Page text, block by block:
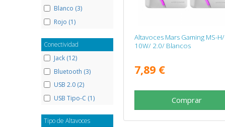
Blanco (3)
Rojo (1)
Conectividad
Jack (12)
Bluetooth (3)
USB 2.0 (2)
USB Tipo-C (1)
Tipo de Altavoces
Altavoces Mars Gaming MS-H/
10W/ 2.0/ Blancos
7,89 €
Comprar